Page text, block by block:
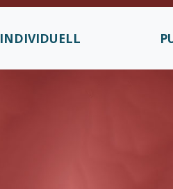
INDIVIDUELL